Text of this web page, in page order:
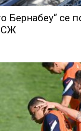
Бернабеу“ се